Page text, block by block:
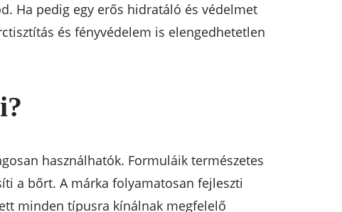
Ha pedig egy erős hidratáló és védelmet
és fényvédelem is elengedhetetlen
használhatók. Formuláik természetes
a bőrt. A márka folyamatosan fejleszti
minden típusra kínálnak megfelelő